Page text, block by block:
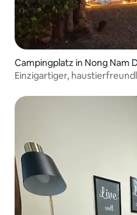
Campingplatz in Nong Nam
Einzigartiger,